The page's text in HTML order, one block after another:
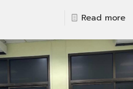
Read more